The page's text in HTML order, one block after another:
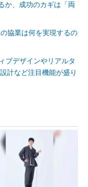
か、成功のカギは「両
協業は何を実現するの
ブデザインやリアルタ
計など注目機能が盛り